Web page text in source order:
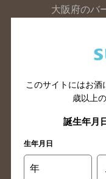
大阪府のバ
滋賀県のバ
山口県のバ
島根県のバ
香川県のバ
高知県のバ
長崎県のバ
このサイトにはお酒
歳以上
誕生年月
生年月日
年